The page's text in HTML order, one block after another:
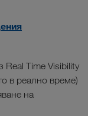
Real Time Visibility
в реално време)
на